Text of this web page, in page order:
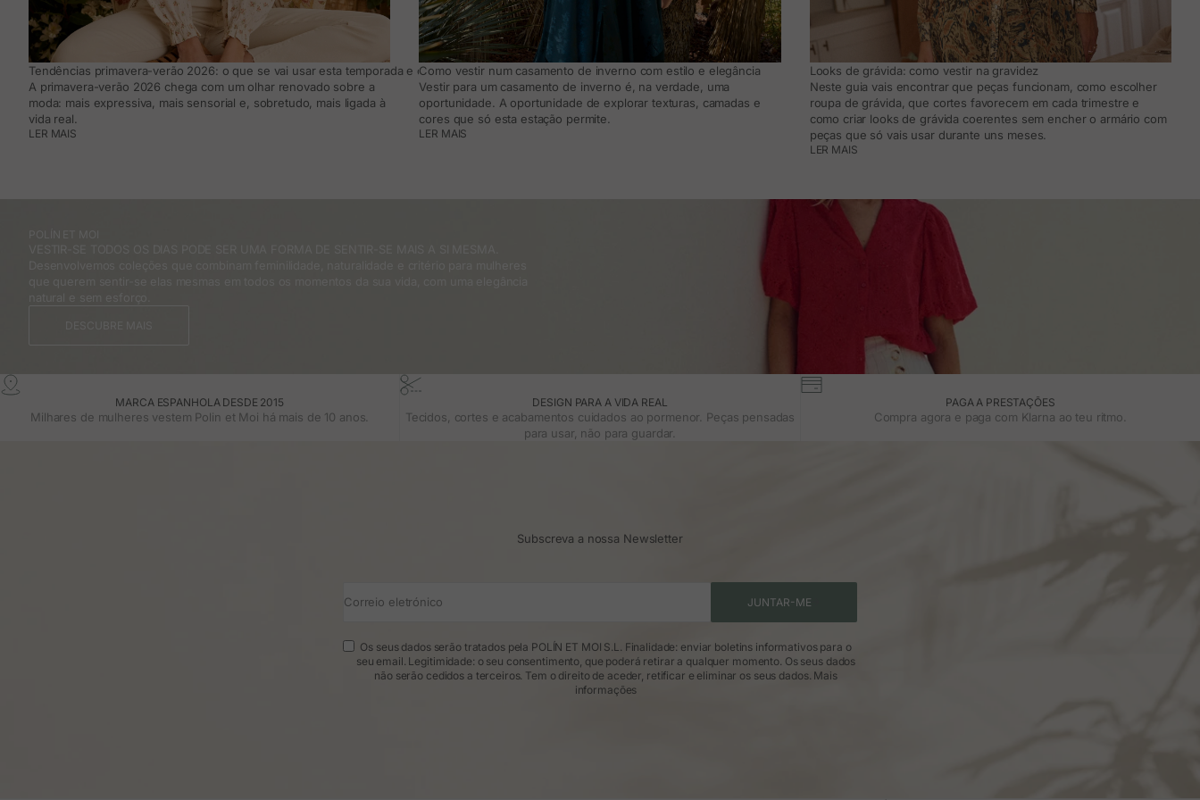
Tendências primavera-verão 2026: o que se vai usar esta temporada e como adaptá-lo ao teu dia a dia
A primavera-verão 2026 chega com um olhar renovado sobre a
moda: mais expressiva, mais sensorial e, sobretudo, mais ligada à
vida real.
LER MAIS
Como vestir num casamento de inverno com estilo e elegância
Vestir para um casamento de inverno é, na verdade, uma
oportunidade. A oportunidade de explorar texturas, camadas e
cores que só esta estação permite.
LER MAIS
Looks de grávida: como vestir na gravidez
Neste guia vais encontrar que peças funcionam, como escolher
roupa de grávida, que cortes favorecem em cada trimestre e
como criar looks de grávida coerentes sem encher o armário com
peças que só vais usar durante uns meses.
LER MAIS
MARCA ESPANHOLA DESDE 2015
Milhares de mulheres vestem Polin et Moi há mais de 10 anos.
DESIGN PARA A VIDA REAL
Tecidos, cortes e acabamentos cuidados ao pormenor. Peças pensadas
para usar, não para guardar.
PAGA A PRESTAÇÕES
Compra agora e paga com Klarna ao teu ritmo.
Subscreva a nossa Newsletter
Correio eletrónico JUNTAR-ME
Os seus dados serão tratados pela POLÍN ET MOI S.L. Finalidade: enviar boletins informativos para o
seu email. Legitimidade: o seu consentimento, que poderá retirar a qualquer momento. Os seus dados
não serão cedidos a terceiros. Tem o direito de aceder, retificar e eliminar os seus dados. Mais
informações